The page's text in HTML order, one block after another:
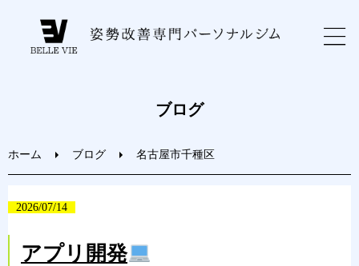
ブログ
ホーム ブログ 名古屋市千種区
2026/07/14
アプリ開発